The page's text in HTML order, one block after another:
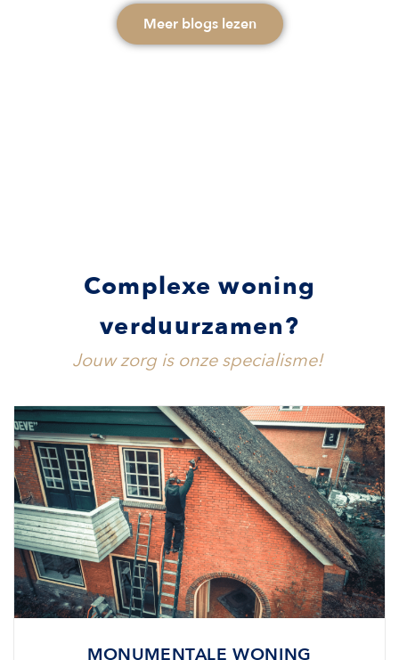
Meer blogs lezen
Complexe woning
verduurzamen?
Jouw zorg is onze specialisme!
MONUMENTALE WONING